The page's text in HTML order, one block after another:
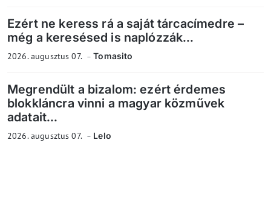
Ezért ne keress rá a saját tárcacímedre –
még a keresésed is naplózzák...
2026. augusztus 07. Tomasito
Megrendült a bizalom: ezért érdemes
blokkláncra vinni a magyar közművek
adatait...
2026. augusztus 07. Lelo